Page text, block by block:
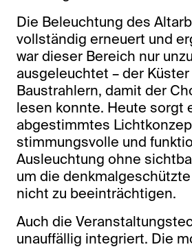
Die Beleuchtung des
vollständig erneuert und
war dieser Bereich nur
ausgeleuchtet – der
Baustrahlern, damit der
lesen konnte. Heute sorgt
abgestimmtes
stimmungsvolle und
Ausleuchtung ohne
um die
nicht zu beeinträchtigen.
Auch die
unauffällig integriert. Die